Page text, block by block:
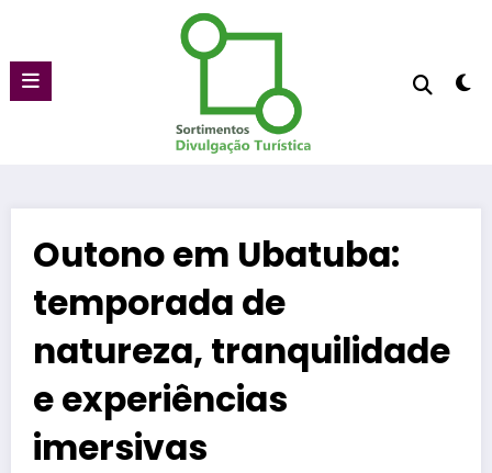
conteúdo
Outono em Ubatuba:
temporada de
natureza, tranquilidade
e experiências
imersivas